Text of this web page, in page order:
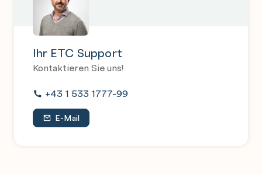
Ihr ETC Support
Kontaktieren Sie uns!
+43 1 533 1777-99
E-Mail